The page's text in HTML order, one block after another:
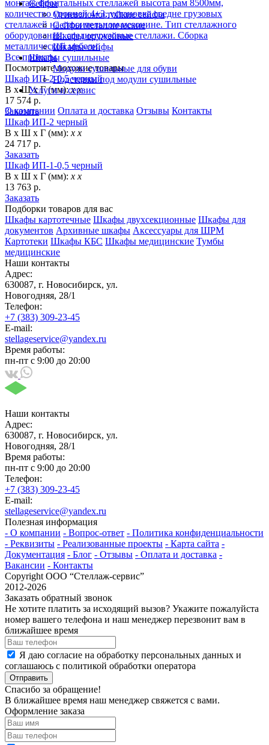
Сейфы
Огневзломостойкие сейфы
Сейфы металлические
Шкафы оружейные
Шкафы-сейфы
Шкафы сушильные
Модули сушильные для обуви
Подставки под модули сушильные
Услуги и сервис
О компании Оплата и доставка Отзывы Контакты
монтаж фронтальных стеллажей высота рам 8500мм,
количество уровней 4+3, установка средне грузовых
стеллажей на строительном мезонине. Тип стеллажного
оборудования: среднегрузовые стеллажи. Сборка
металлической мебели.
Все проекты
Посмотрите похожие товары
Шкаф ИП-2-0,5 черный
В х Ш х Г (мм):х х
17 574 р.
Заказать
Шкаф ИП-2 черный
В х Ш х Г (мм): х х
24 717 р.
Заказать
Шкаф ИП-1-0,5 черный
В х Ш х Г (мм): х х
13 763 р.
Заказать
Подборки товаров для вас
Шкафы картотечные Шкафы двухсекционные Шкафы для
документов Архивные шкафы Аксессуары для ШРМ
Картотеки Шкафы КБС Шкафы медицинские Тумбы
медицинские
Наши контакты
Адрес:
630087, г. Новосибирск, ул.
Новогодняя, 28/1
Телефон:
+7 (383) 309-23-45
E-mail:
stellageservice@yandex.ru
Время работы:
пн-пт с 9:00 до 20:00
Наши контакты
Адрес:
630087, г. Новосибирск, ул.
Новогодняя, 28/1
Время работы:
пн-пт с 9:00 до 20:00
Телефон:
+7 (383) 309-23-45
E-mail:
stellageservice@yandex.ru
Полезная информация
- О компании - Вопрос-ответ - Политика конфиденциальности
- Реквизиты - Реализованные проекты - Карта сайта -
Документация - Блог - Отзывы - Оплата и доставка -
Вакансии - Контакты
Copyright ООО “Стeллаж-сервис”
2012-2026
Заказать обратный звонок
Не хотите платить за исходящий вызов? Укажите пожалуйста
номер вашего телефона и наш менеджер перезвонит вам в
ближайшее время
Я даю согласие на обработку персональных данных и
соглашаюсь с политикой обработки оператора
Отправить
Спасибо за обращение!
В ближайшее время наш менеджер свяжется с вами.
Оформление заказа